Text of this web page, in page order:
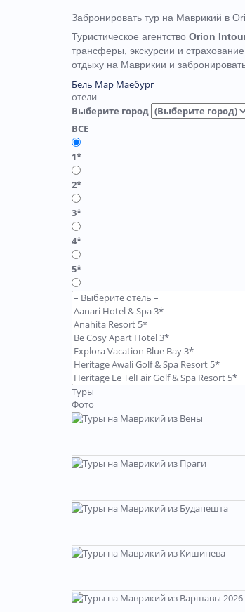
Забронировать тур на Маврикий в
Туристическое агентство Orion
трансферы, экскурсии и
отдыху на Маврикии и
Бель Мар Маебург
отели
Выберите город
ВСЕ
1*
2*
3*
4*
5*
Туры
Фото